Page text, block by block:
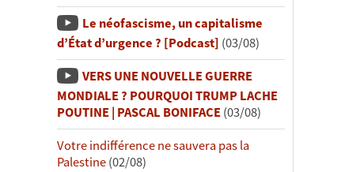
Le néofascisme, un capitalisme
d’État d’urgence ? [Podcast] (03/08)
VERS UNE NOUVELLE GUERRE
MONDIALE ? POURQUOI TRUMP LACHE
POUTINE | PASCAL BONIFACE(03/08)
Votre indifférence ne sauvera pas la
Palestine(02/08)